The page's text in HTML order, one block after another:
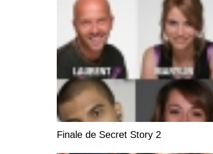
Finale de Secret Story 2